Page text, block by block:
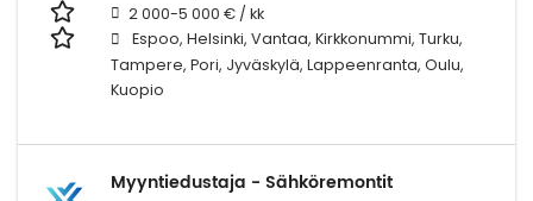
2 000-5 000 € / kk
Espoo, Helsinki, Vantaa, Kirkkonummi, Turku,
Tampere, Pori, Jyväskylä, Lappeenranta, Oulu,
Kuopio
Myyntiedustaja - Sähköremontit